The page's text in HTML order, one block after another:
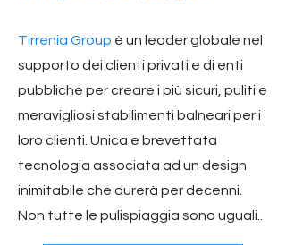
Tirrenia Group è un leader globale nel
supporto dei clienti privati e di enti
pubbliche per creare i più sicuri, puliti e
meravigliosi stabilimenti balneari per i
loro clienti. Unica e brevettata
tecnologia associata ad un design
inimitabile che durerà per decenni.
Non tutte le pulispiaggia sono uguali..